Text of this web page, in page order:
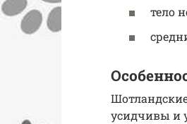
тело
усидчивы и